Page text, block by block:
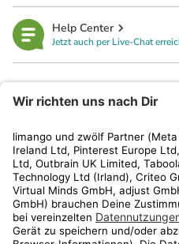
Help Center
Jetzt auch per Live-Chat
Kundenservice
Shop
Aktionen